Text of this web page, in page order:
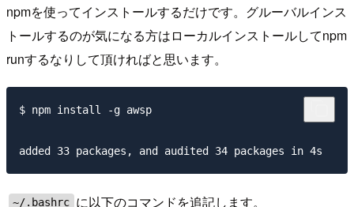
npmを使ってインストールするだけです。グルーバルインス
トールするのが気になる方はローカルインストールしてnpm
runするなりして頂ければと思います。
$ npm install -g awsp
~/.bashrc に以下のコマンドを追記します。